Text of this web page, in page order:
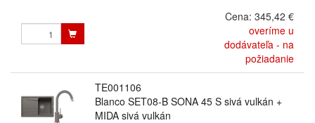
Cena: 345,42 €
overíme u
dodávateľa - na
požiadanie
TE001106
Blanco SET08-B SONA 45 S sivá vulkán +
MIDA sivá vulkán